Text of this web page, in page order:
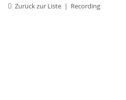
Zurück zur Liste Recording